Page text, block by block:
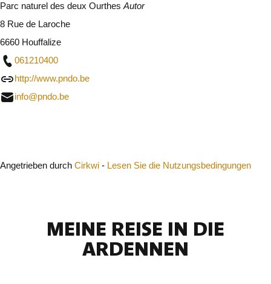
Parc naturel des deux OurthesAutor
8 Rue de Laroche
6660 Houffalize
061210400
http://www.pndo.be
info@pndo.be
Angetrieben durch Cirkwi - Lesen Sie die Nutzungsbedingungen
MEINE REISE IN DIE
ARDENNEN